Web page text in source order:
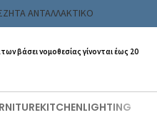
ΖΗΤΑ ΑΝΤΑΛΛΑΚΤΙΚΟ
βάσει νομοθεσίας γίνονται έως 20
KITCHENLIGHTING